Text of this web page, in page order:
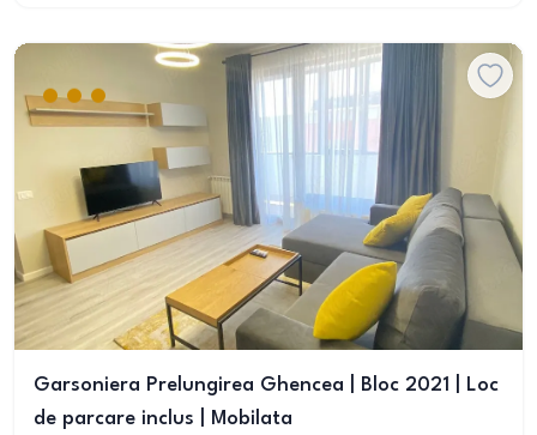
Garsoniera Prelungirea Ghencea | Bloc 2021 | Loc
de parcare inclus | Mobilata